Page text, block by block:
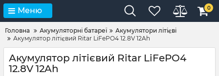
Меню 0
Головна Акумуляторні батареї
Акумулятори літієві
Акумулятор літієвий Ritar LiFePO4 12.8V 12Ah
Акумулятор літієвий Ritar LiFePO4
12.8V 12Ah